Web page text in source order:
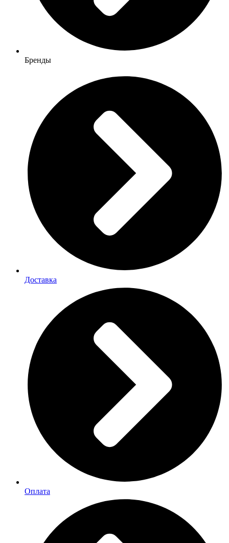
Бренды
Доставка
Оплата